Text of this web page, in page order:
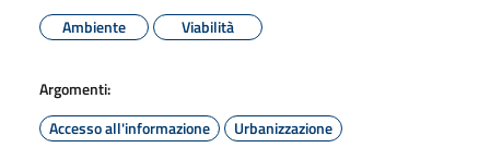
Ambiente
Viabilità
Argomenti:
Accesso all'informazione
Urbanizzazione